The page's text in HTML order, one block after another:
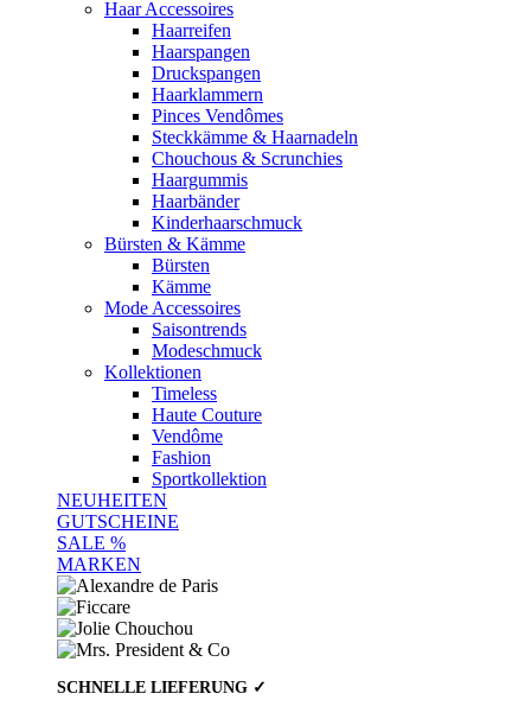
Haar Accessoires
Haarreifen
Haarspangen
Druckspangen
Haarklammern
Pinces Vendômes
Steckkämme & Haarnadeln
Chouchous & Scrunchies
Haargummis
Haarbänder
Kinderhaarschmuck
Bürsten & Kämme
Bürsten
Kämme
Mode Accessoires
Saisontrends
Modeschmuck
Kollektionen
Timeless
Haute Couture
Vendôme
Fashion
Sportkollektion
NEUHEITEN
GUTSCHEINE
SALE %
MARKEN
SCHNELLE LIEFERUNG ✓